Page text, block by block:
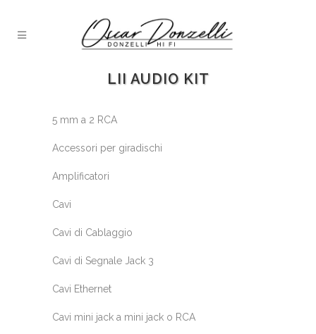
LII AUDIO KIT
5 mm a 2 RCA
Accessori per giradischi
Amplificatori
Cavi
Cavi di Cablaggio
Cavi di Segnale Jack 3
Cavi Ethernet
Cavi mini jack a mini jack o RCA